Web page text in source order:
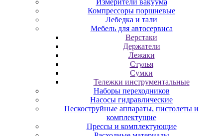
Измерители вакуума
Компрессоры поршневые
Лебедка и тали
Мебель для автосервиса
Верстаки
Держатели
Лежаки
Стулья
Сумки
Тележки инструментальные
Наборы переходников
Насосы гидравлические
Пескоструйные аппараты, пистолеты и
комплектущие
Прессы и комплектующие